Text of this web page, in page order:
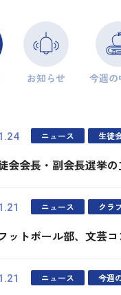
お知らせ 今週
ニュース 生徒
会会長・副会長選挙
ニュース クラ
ットボール部、文芸
ニュース 今週